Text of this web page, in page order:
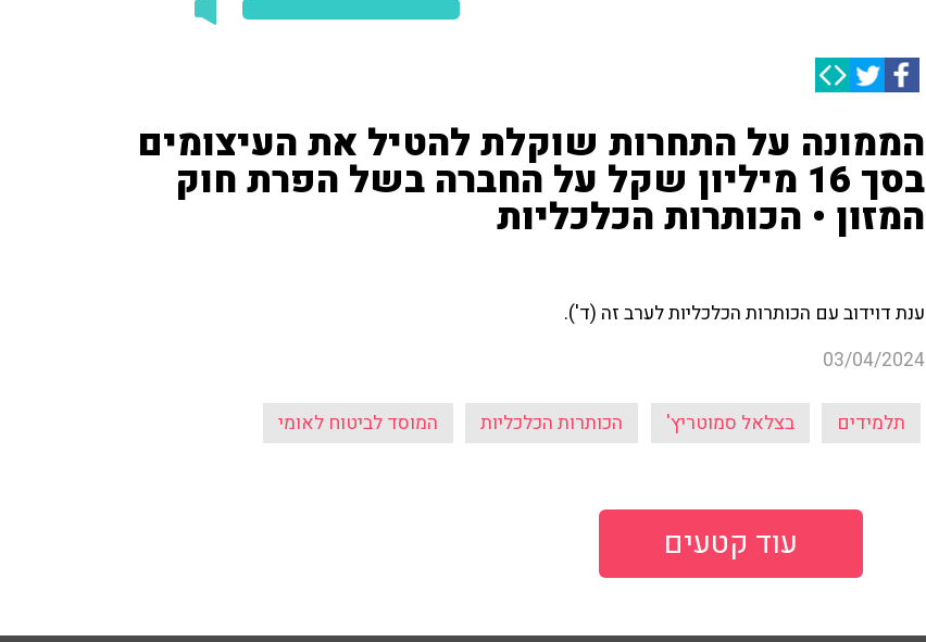
הממונה על התחרות שוקלת להטיל את העיצומים
בסך 16 מיליון שקל על החברה בשל הפרת חוק
המזון • הכותרות הכלכליות
ענת דוידוב עם הכותרות הכלכליות לערב זה (ד').
03/04/2024
תלמידים בצלאל סמוטריץ' הכותרות הכלכליות המוסד לביטוח לאומי
עוד קטעים